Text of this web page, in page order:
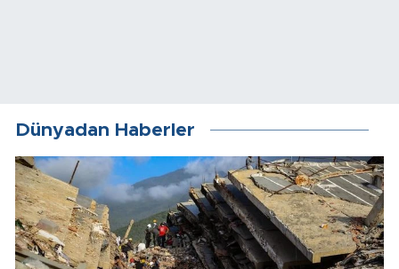
Dünyadan Haberler